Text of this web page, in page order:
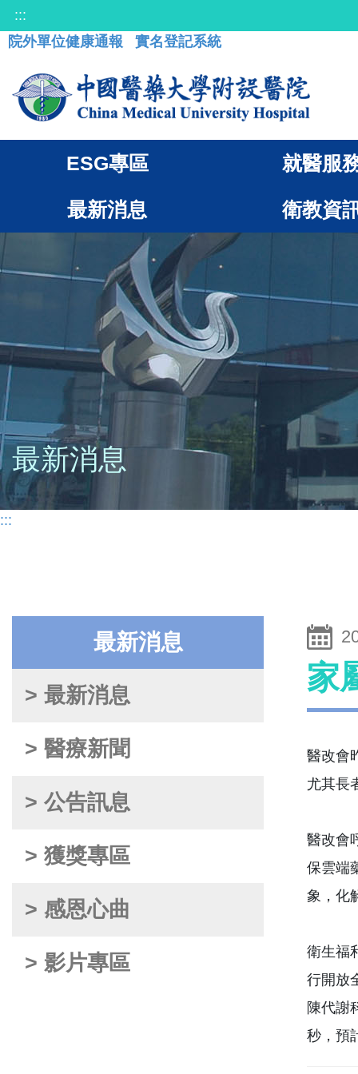
:::
院外單位健康通報
實名登記系統
ESG專區 就醫服
最新消息 衛教資
最新消息
:::
最新消息
> 最新消息
> 醫療新聞
> 公告訊息
> 獲獎專區
> 感恩心曲
> 影片專區
家
醫改會
尤其長
醫改會
保雲端
象，化
衛生福
行開放
陳代謝
秒，預